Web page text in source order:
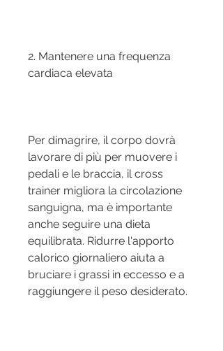
2. Mantenere una frequenza
cardiaca elevata
Per dimagrire, il corpo dovrà
lavorare di più per muovere i
pedali e le braccia, il cross
trainer migliora la circolazione
sanguigna, ma è importante
anche seguire una dieta
equilibrata. Ridurre l'apporto
calorico giornaliero aiuta a
bruciare i grassi in eccesso e a
raggiungere il peso desiderato.